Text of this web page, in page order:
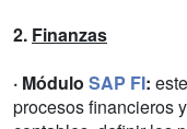
2. Finanzas
· Módulo SAP FI:
procesos financieros